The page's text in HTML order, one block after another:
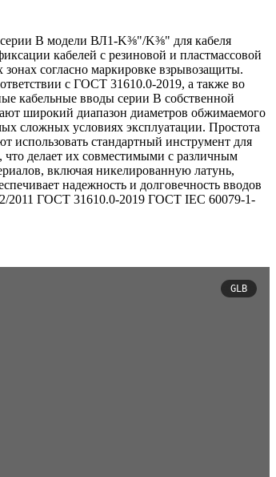
серии В модели ВЛ1-K⅜"/K⅜" для кабеля
кабелей с резиновой и пластмассовой
согласно маркировке взрывозащиты.
с ГОСТ 31610.0-2019, а также во
кабельные вводы серии В собственной
широкий диапазон диаметров обжимаемого
сложных условиях эксплуатации. Простота
стандартный инструмент для
делает их совместимыми с различным
включая никелированную латунь,
надежность и долговечность вводов
2011 ГОСТ 31610.0-2019 ГОСТ IEC 60079-1-
GLB